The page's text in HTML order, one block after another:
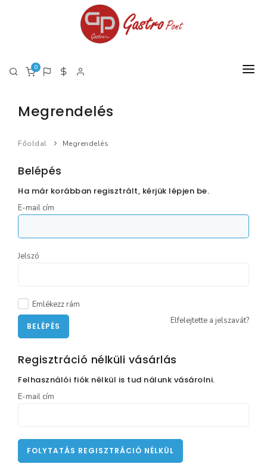
0
FŐOLDAL
TERMÉK LISTA PDF
Megrendelés
Főoldal Megrendelés
Belépés
Ha már korábban regisztrált, kérjük lépjen be.
E-mail cím
Jelszó
Emlékezz rám
Elfelejtette a jelszavát?
BELÉPÉS
Regisztráció nélküli vásárlás
Felhasználói fiók nélkül is tud nálunk vásárolni.
E-mail cím
FOLYTATÁS REGISZTRÁCIÓ NÉLKÜL